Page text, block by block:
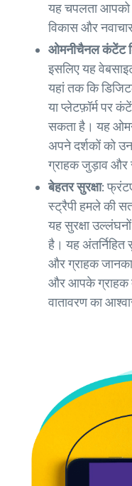
यह चपलता आपको
विकास और
ओमनीचैनल कंटेंट
इसलिए यह
यहां तक ​​कि
या प्लेटफ़ॉर्म पर
सकता है। यह
अपने दर्शकों को
ग्राहक जुड़ाव और
बेहतर सुरक्षा:
स्ट्रैपी हमले की
यह सुरक्षा
है। यह अंतर्निहित
और ग्राहक
और आपके ग्राहक
वातावरण का